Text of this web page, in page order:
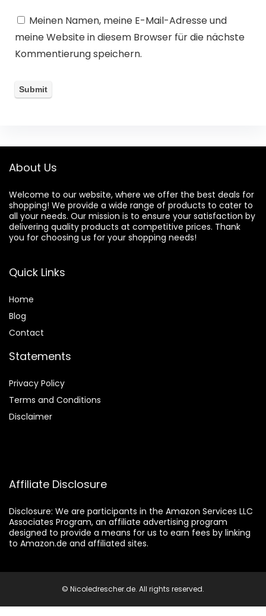
Meinen Namen, meine E-Mail-Adresse und
meine Website in diesem Browser für die nächste
Kommentierung speichern.
About Us
Welcome to our website, where we offer the best deals for
shopping! We provide a wide range of products to cater to
all your needs. Our mission is to ensure your satisfaction by
delivering quality products at competitive prices. Thank
you for choosing us for your shopping needs!
Quick Links
Home
Blog
Contact
Statements
Privacy Policy
Terms and Conditions
Disclaimer
Affiliate Disclosure
Disclosure: We are participants in the Amazon Services LLC
Associates Program, an affiliate advertising program
designed to provide a means for us to earn fees by linking
to Amazon.de and affiliated sites.
© Nicoledrescher.de. All rights reserved.